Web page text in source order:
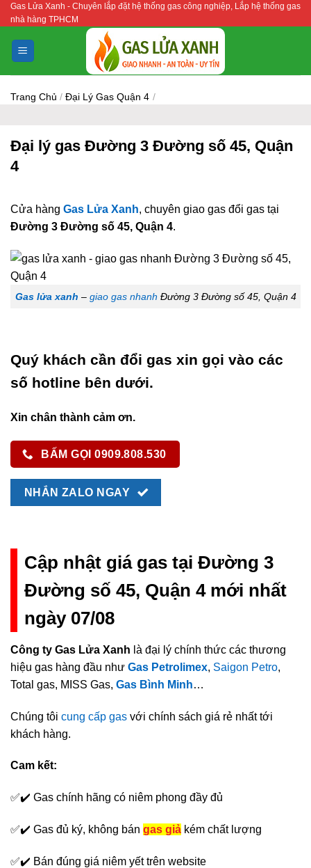
Bỏ
qua
nội
dung
Gas Lửa Xanh - Chuyên lắp đặt hệ thống gas công nghiệp, Lắp hệ thống gas
nhà hàng TPHCM
Trang Chủ / Đại Lý Gas Quận 4 /
Đại lý gas Đường 3 Đường số 45, Quận
4
Cửa hàng Gas Lửa Xanh, chuyên giao gas đổi gas tại
Đường 3 Đường số 45, Quận 4.
Gas lửa xanh – giao gas nhanh Đường 3 Đường số 45, Quận 4
Quý khách cần đổi gas xin gọi vào các
số hotline bên dưới.
Xin chân thành cảm ơn.
BẤM GỌI 0909.808.530
NHẮN ZALO NGAY
Cập nhật giá gas tại Đường 3
Đường số 45, Quận 4 mới nhất
ngày 07/08
Công ty Gas Lửa Xanh là đại lý chính thức các thương
hiệu gas hàng đầu như Gas Petrolimex, Saigon Petro,
Total gas, MISS Gas, Gas Bình Minh…
Chúng tôi cung cấp gas với chính sách giá rẻ nhất tới
khách hàng.
Cam kết:
✅✔️ Gas chính hãng có niêm phong đầy đủ
✅✔️ Gas đủ ký, không bán gas giả kém chất lượng
✅✔️ Bán đúng giá niêm yết trên website